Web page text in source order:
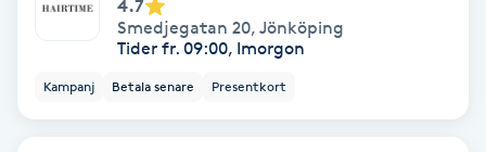
Kosmetisk tatuering
4.7
Smedjegatan 20, Jönköping
Tider fr. 09:00, Imorgon
Kampanj Betala senare Presentkort